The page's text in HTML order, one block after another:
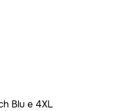
Blu e 4XL